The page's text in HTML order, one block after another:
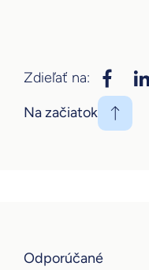
Zdieľať na:
Na začiatok
Odporúčané